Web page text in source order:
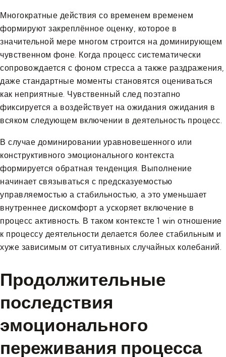
Многократные действия со временем временем
формируют закреплённое оценку, которое в
значительной мере многом строится на доминирующем
чувственном фоне. Когда процесс систематически
сопровождается с фоном стресса а также раздражения,
даже стандартные моменты становятся оцениваться
как неприятные. Чувственный след поэтапно
фиксируется а воздействует на ожидания ожидания в
всяком следующем включении в деятельность процесс.
В случае доминировании уравновешенного или
конструктивного эмоционального контекста
формируется обратная тенденция. Выполнение
начинает связываться с предсказуемостью
управляемостью а стабильностью, а это уменьшает
внутреннее дискомфорт а ускоряет включение в
процесс активность. В таком контексте 1 win отношение
к процессу деятельности делается более стабильным и
хуже зависимым от ситуативных случайных колебаний.
Продолжительные
последствия
эмоционального
переживания процесса